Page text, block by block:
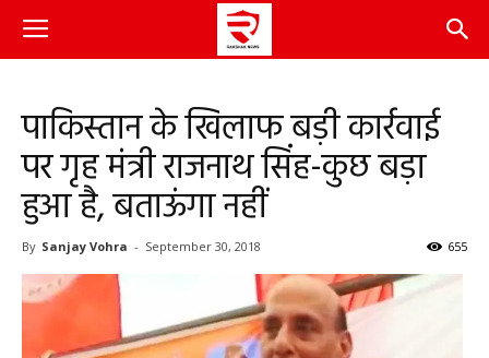
पाकिस्तान के खिलाफ बड़ी कार्रवाई
पर गृह मंत्री राजनाथ सिंह-कुछ बड़ा
हुआ है, बताऊंगा नहीं
By Sanjay Vohra - September 30, 2018 655